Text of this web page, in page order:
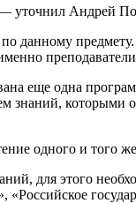
— уточнил Андрей
данному
еще одна
знаний, которыми
одного и того
для этого
«Российское